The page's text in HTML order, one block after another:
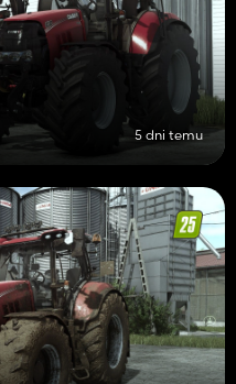
5 dni temu